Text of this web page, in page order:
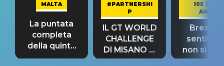
MALTA
La puntata
completa
della quinta
tappa
#PARTNERSHI
P
IL GT WORLD
CHALLENGE
DI MISANO si
riconferma
105 TAKE
AWAY
Bresh:
non si
fino alla